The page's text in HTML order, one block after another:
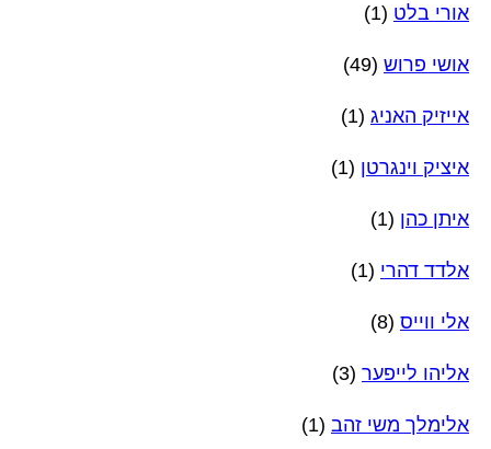
אורי בלט (1)
אושי פרוש (49)
אייזיק האניג (1)
איציק וינגרטן (1)
איתן כהן (1)
אלדד דהרי (1)
אלי ווייס (8)
אליהו לייפער (3)
אלימלך משי זהב (1)